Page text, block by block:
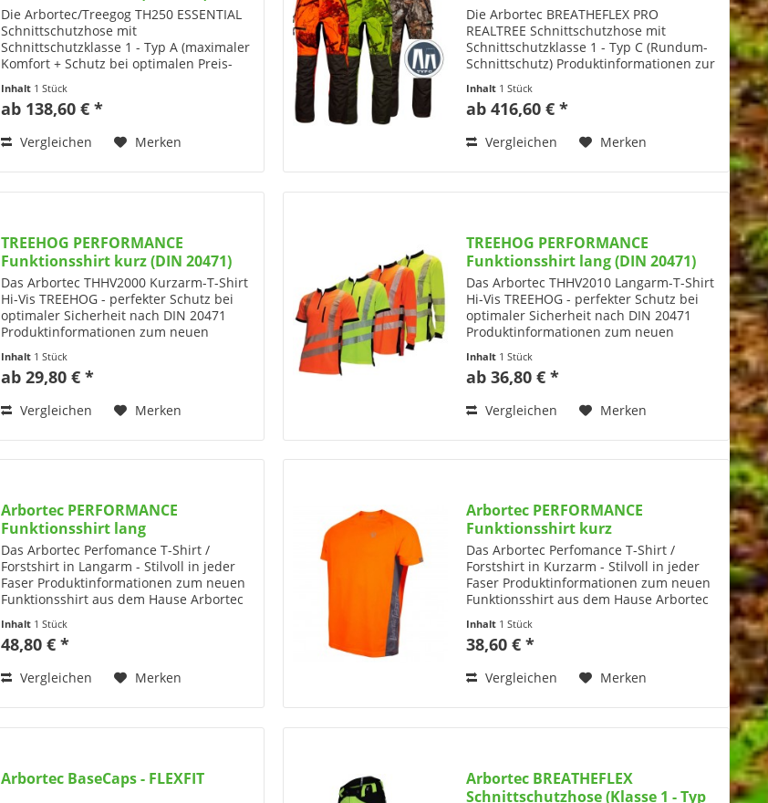
Die Arbortec/Treegog TH250 ESSENTIAL
Schnittschutzhose mit
Schnittschutzklasse 1 - Typ A (maximaler
Komfort + Schutz bei optimalen Preis-
Produktinformationen zur ESSENTIAL
Schnittschutzhose von Treehog mit...
Inhalt 1 Stück
ab 138,60 € *
Vergleichen Merken
(Klasse 1 - Typ: C)
Die Arbortec BREATHEFLEX PRO
REALTREE Schnittschutzhose mit
Schnittschutzklasse 1 - Typ C (Rundum-
Schnittschutz) Produktinformationen zur
von Arbortec mit Schnittschutzklasse 1
(20m/s) - Typ C mit...
Inhalt 1 Stück
ab 416,60 € *
Vergleichen Merken
TREEHOG PERFORMANCE
Funktionsshirt kurz (DIN 20471)
Das Arbortec THHV2000 Kurzarm-T-Shirt
Hi-Vis TREEHOG - perfekter Schutz bei
optimaler Sicherheit nach DIN 20471
Produktinformationen zum neuen
Arbortec / Treehog Das Arbortec
THHV2000 Kurzarm-T-Shirt...
Inhalt 1 Stück
ab 29,80 € *
Vergleichen Merken
TREEHOG PERFORMANCE
Funktionsshirt lang (DIN 20471)
Das Arbortec THHV2010 Langarm-T-Shirt
Hi-Vis TREEHOG - perfekter Schutz bei
optimaler Sicherheit nach DIN 20471
Produktinformationen zum neuen
Arbortec / Treehog Das Arbortec
THHV2010 Langarm-T-Shirt...
Inhalt 1 Stück
ab 36,80 € *
Vergleichen Merken
Arbortec PERFORMANCE
Funktionsshirt lang
Das Arbortec Perfomance T-Shirt /
Forstshirt in Langarm - Stilvoll in jeder
Faser Produktinformationen zum neuen
Funktionsshirt aus dem Hause Arbortec
Performance T-Shirts – perfekt für alle,
die Wert auf...
Inhalt 1 Stück
48,80 € *
Vergleichen Merken
Arbortec PERFORMANCE
Funktionsshirt kurz
Das Arbortec Perfomance T-Shirt /
Forstshirt in Kurzarm - Stilvoll in jeder
Faser Produktinformationen zum neuen
Funktionsshirt aus dem Hause Arbortec
Performance T-Shirts – perfekt für alle,
die Wert auf...
Inhalt 1 Stück
38,60 € *
Vergleichen Merken
Arbortec BaseCaps - FLEXFIT
Arbortec BREATHEFLEX
Schnittschutzhose (Klasse 1 - Typ